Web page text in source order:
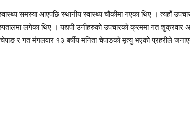
समस्या आएपछि स्थानीय स्वास्थ्य चौकीमा गएका थिए । त्यहाँ
लगेका थिए । यद्यपी उनीहरुको उपचारको क्रममा गत शुक्रवार
र गत मंगलवार १३ बर्षीय मनिता चेपाङको मृत्यु भएको प्रहरीले